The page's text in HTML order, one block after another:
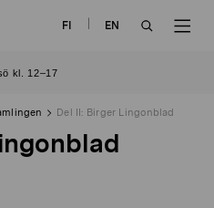
FI
EN
kl. 12–17
Del II: Birger Lingonblad